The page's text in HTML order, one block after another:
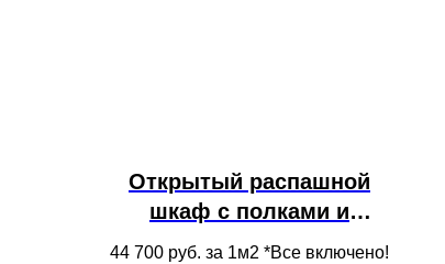
Открытый распашной
шкаф с полками и
ящиками из МДФ для
44 700 руб. за 1м2 *Все включено!